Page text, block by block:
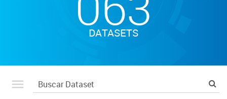
DATASETS